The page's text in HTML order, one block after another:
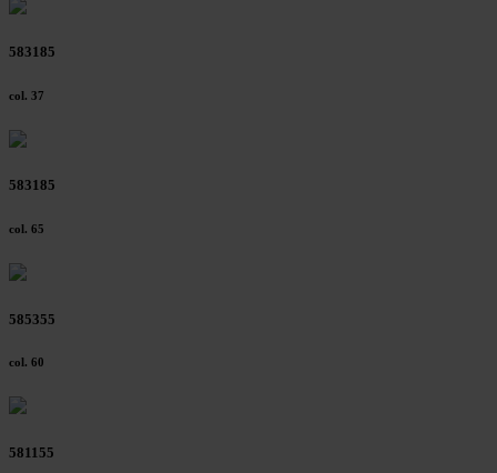
583185
col. 37
583185
col. 65
585355
col. 60
581155